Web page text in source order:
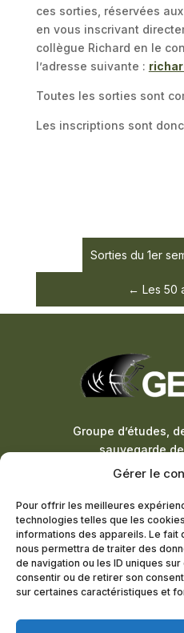
Gérer le
Pour offrir les meilleures
technologies telles que les
informations des appareils. Le fait
nous permettra de traiter des
de navigation ou les ID uniques
consentir ou de retirer son
sur certaines caractéristiques et
ces sorties, réservées aux
en vous inscrivant
collègue Richard en le
l’adresse suivante :
Toutes les sorties sont
Les inscriptions sont
Sorties du 1er
Les 50
Groupe d’études,
sauvegarde
DEVENIR